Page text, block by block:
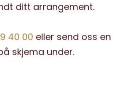
ditt arrangement.
40 00 eller send oss en
skjema under.